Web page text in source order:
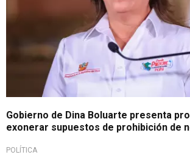
Gobierno de Dina Boluarte presenta
exonerar supuestos de prohibición de
POLÍTICA